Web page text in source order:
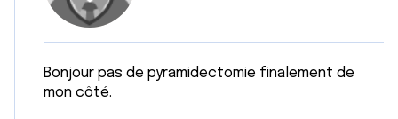
Bonjour pas de pyramidectomie finalement de
mon côté.